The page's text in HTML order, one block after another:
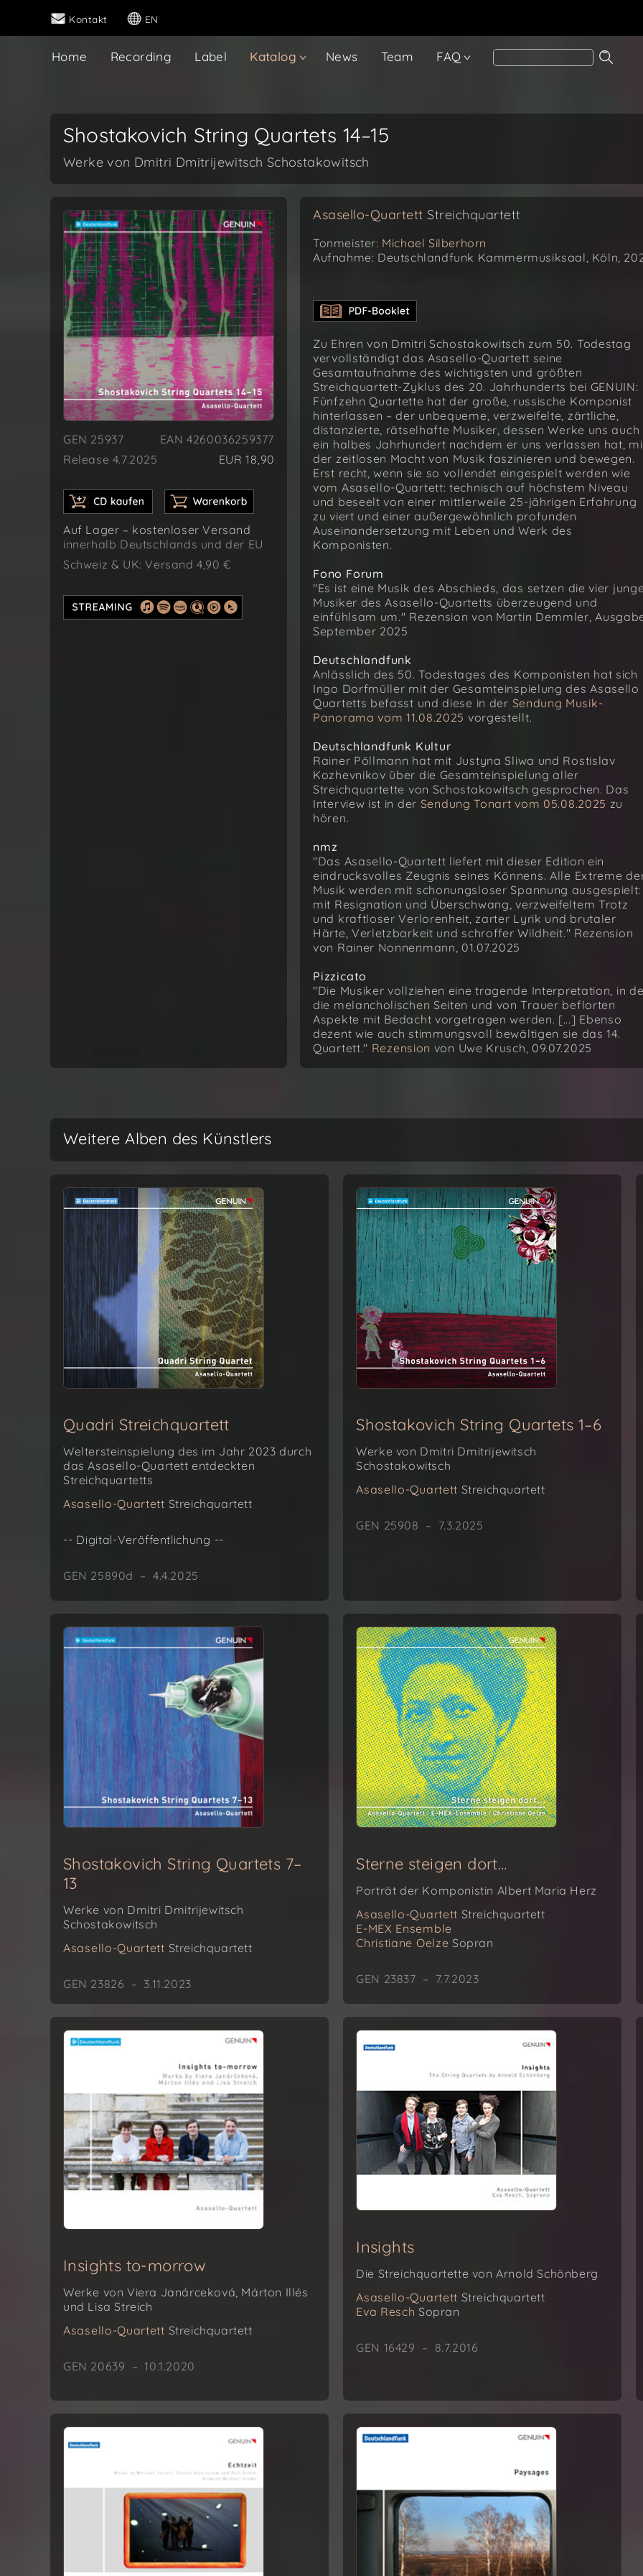
Kontakt EN
Home Recording Label Katalog News Team FAQ
Shostakovich String Quartets 14–15
Werke von Dmitri Dmitrijewitsch Schostakowitsch
GEN 25937
EAN 4260036259377
Release 4.7.2025
EUR 18,90
Auf Lager – kostenloser Versand
innerhalb Deutschlands und der EU
Schweiz & UK: Versand 4,90 €
Asasello-Quartett Streichquartett
Tonmeister: Michael Silberhorn
Aufnahme: Deutschlandfunk Kammermusiksaal, Köln,
Zu Ehren von Dmitri Schostakowitsch zum 50. Todestag
vervollständigt das Asasello-Quartett seine
Gesamtaufnahme des wichtigsten und größten
Streichquartett-Zyklus des 20. Jahrhunderts bei GENUIN:
Fünfzehn Quartette hat der große, russische Komponist
hinterlassen – der unbequeme, verzweifelte, zärtliche,
distanzierte, rätselhafte Musiker, dessen Werke uns auch
ein halbes Jahrhundert nachdem er uns verlassen hat,
der zeitlosen Macht von Musik faszinieren und bewegen.
Erst recht, wenn sie so vollendet eingespielt werden wie
vom Asasello-Quartett: technisch auf höchstem Niveau
und beseelt von einer mittlerweile 25-jährigen Erfahrung
zu viert und einer außergewöhnlich profunden
Auseinandersetzung mit Leben und Werk des
Komponisten.
Fono Forum
"Es ist eine Musik des Abschieds, das setzen die vier
Musiker des Asasello-Quartetts überzeugend und
einfühlsam um." Rezension von Martin Demmler,
September 2025
Deutschlandfunk
Anlässlich des 50. Todestages des Komponisten hat sich
Ingo Dorfmüller mit der Gesamteinspielung des Asasello
Quartetts befasst und diese in der Sendung Musik-
Panorama vom 11.08.2025 vorgestellt.
Deutschlandfunk Kultur
Rainer Pöllmann hat mit Justyna Sliwa und Rostislav
Kozhevnikov über die Gesamteinspielung aller
Streichquartette von Schostakowitsch gesprochen. Das
Interview ist in der Sendung Tonart vom 05.08.2025 zu
hören.
nmz
"Das Asasello-Quartett liefert mit dieser Edition ein
eindrucksvolles Zeugnis seines Könnens. Alle Extreme
Musik werden mit schonungsloser Spannung ausgespielt:
mit Resignation und Überschwang, verzweifeltem Trotz
und kraftloser Verlorenheit, zarter Lyrik und brutaler
Härte, Verletzbarkeit und schroffer Wildheit." Rezension
von Rainer Nonnenmann, 01.07.2025
Pizzicato
"Die Musiker vollziehen eine tragende Interpretation, in
die melancholischen Seiten und von Trauer beflorten
Aspekte mit Bedacht vorgetragen werden. [...] Ebenso
dezent wie auch stimmungsvoll bewältigen sie das 14.
Quartett." Rezension von Uwe Krusch, 09.07.2025
Weitere Alben des Künstlers
Quadri Streichquartett
Weltersteinspielung des im Jahr 2023 durch
das Asasello-Quartett entdeckten
Streichquartetts
Asasello-Quartett Streichquartett
-- Digital-Veröffentlichung --
GEN 25890d – 4.4.2025
Shostakovich String Quartets 1–6
Werke von Dmitri Dmitrijewitsch
Schostakowitsch
Asasello-Quartett Streichquartett
GEN 25908 – 7.3.2025
Shostakovich String Quartets 7–
13
Werke von Dmitri Dmitrijewitsch
Schostakowitsch
Asasello-Quartett Streichquartett
GEN 23826 – 3.11.2023
Sterne steigen dort…
Porträt der Komponistin Albert Maria Herz
Asasello-Quartett Streichquartett
E-MEX Ensemble
Christiane Oelze Sopran
GEN 23837 – 7.7.2023
Insights to-morrow
Werke von Viera Janárceková, Márton Illés
und Lisa Streich
Asasello-Quartett Streichquartett
GEN 20639 – 10.1.2020
Insights
Die Streichquartette von Arnold Schönberg
Asasello-Quartett Streichquartett
Eva Resch Sopran
GEN 16429 – 8.7.2016